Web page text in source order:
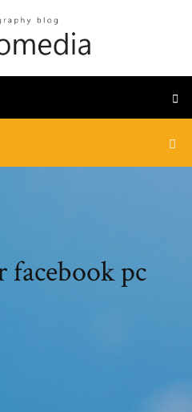
facebook pc